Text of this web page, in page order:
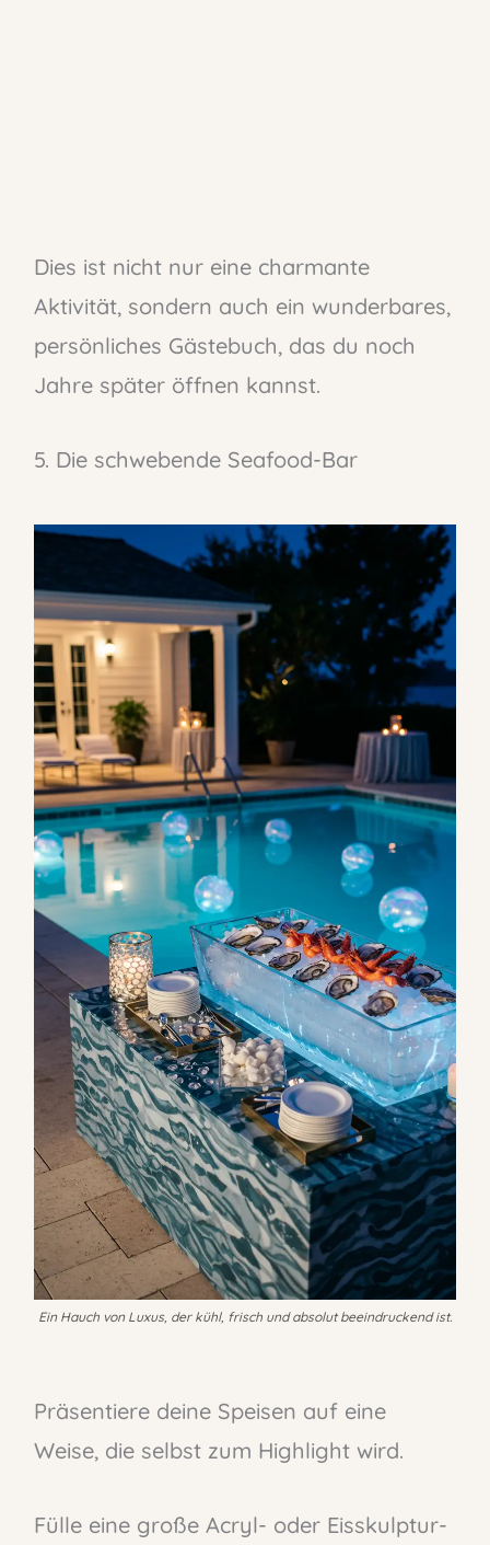
Dies ist nicht nur eine charmante
Aktivität, sondern auch ein wunderbares,
persönliches Gästebuch, das du noch
Jahre später öffnen kannst.
5. Die schwebende Seafood-Bar
Ein Hauch von Luxus, der kühl, frisch und absolut beeindruckend ist.
Präsentiere deine Speisen auf eine
Weise, die selbst zum Highlight wird.
Fülle eine große Acryl- oder Eisskulptur-